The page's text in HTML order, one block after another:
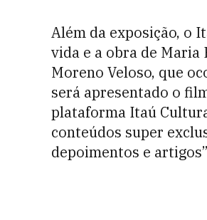
Além da exposição, o
vida e a obra de Maria
Moreno Veloso, que
será apresentado o
plataforma Itaú
conteúdos super
depoimentos e